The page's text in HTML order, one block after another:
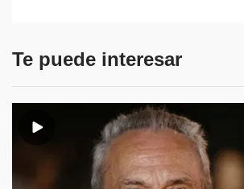
Te puede interesar